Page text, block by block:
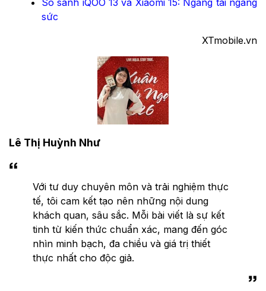
So sánh iQOO 13 và Xiaomi 15: Ngang tài ngang
sức
XTmobile.vn
Lê Thị Huỳnh Như
Với tư duy chuyên môn và trải nghiệm thực
tế, tôi cam kết tạo nên những nội dung
khách quan, sâu sắc. Mỗi bài viết là sự kết
tinh từ kiến thức chuẩn xác, mang đến góc
nhìn minh bạch, đa chiều và giá trị thiết
thực nhất cho độc giả.